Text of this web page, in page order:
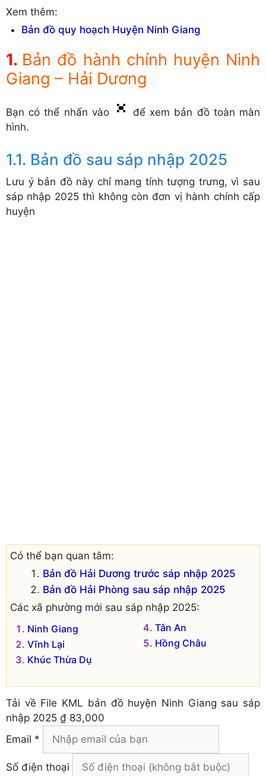
Xem thêm:
Bản đồ quy hoạch Huyện Ninh Giang
Bản đồ hành chính huyện Ninh
Giang – Hải Dương
Bạn có thể nhấn vào
để xem bản đồ toàn màn
hình.
Bản đồ sau sáp nhập 2025
Lưu ý bản đồ này chỉ mang tính tượng trưng, vì sau
sáp nhập 2025 thì không còn đơn vị hành chính cấp
huyện
Có thể bạn quan tâm:
Bản đồ Hải Dương trước sáp nhập 2025
Bản đồ Hải Phòng sau sáp nhập 2025
Các xã phường mới sau sáp nhập 2025:
Ninh Giang
Vĩnh Lại
Khúc Thừa Dụ
Tân An
Hồng Châu
Tải về File KML bản đồ huyện Ninh Giang sau sáp
nhập 2025 ₫ 83,000
Email *
Số điện thoại